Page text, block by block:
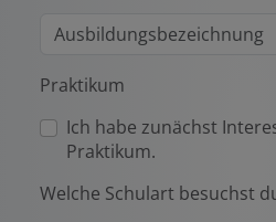
Praktikum
Ich habe zunächst
Praktikum.
Welche Schulart besuchst